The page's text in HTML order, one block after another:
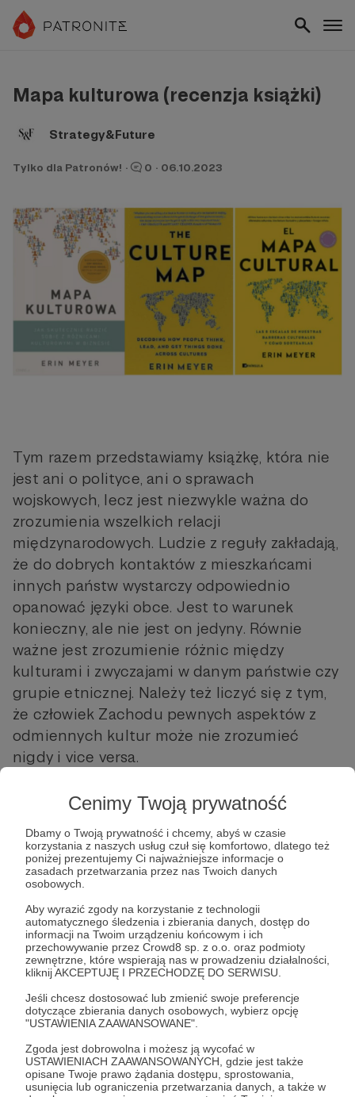
Cenimy Twoją prywatność
Dbamy o Twoją prywatność i chcemy, abyś w czasie
korzystania z naszych usług czuł się komfortowo, dlatego też
poniżej prezentujemy Ci najważniejsze informacje o
zasadach przetwarzania przez nas Twoich danych
osobowych.
Aby wyrazić zgody na korzystanie z technologii
automatycznego śledzenia i zbierania danych, dostęp do
informacji na Twoim urządzeniu końcowym i ich
przechowywanie przez Crowd8 sp. z o.o. oraz podmioty
zewnętrzne, które wspierają nas w prowadzeniu działalności,
kliknij AKCEPTUJĘ I PRZECHODZĘ DO SERWISU.
Jeśli chcesz dostosować lub zmienić swoje preferencje
dotyczące zbierania danych osobowych, wybierz opcję
"USTAWIENIA ZAAWANSOWANE".
Zgoda jest dobrowolna i możesz ją wycofać w
USTAWIENIACH ZAAWANSOWANYCH, gdzie jest także
opisane Twoje prawo żądania dostępu, sprostowania,
usunięcia lub ograniczenia przetwarzania danych, a także w
Mapa kulturowa (recenzja książki)
Strategy&Future
Tylko dla Patronów! · 0 · 06.10.2023
Tym razem przedstawiamy książkę, która nie
jest ani o polityce, ani o sprawach
wojskowych, lecz jest niezwykle ważna do
zrozumienia wszelkich relacji
międzynarodowych. Ludzie z reguły zakładają,
że do dobrych kontaktów z mieszkańcami
innych państw wystarczy odpowiednio
opanować języki obce. Jest to warunek
konieczny, ale nie jest on jedyny. Równie
ważne jest zrozumienie różnic między
kulturami i zwyczajami w danym państwie czy
grupie etnicznej. Należy też liczyć się z tym,
że człowiek Zachodu pewnych aspektów z
odmiennych kultur może nie zrozumieć
nigdy i vice versa.
Post dostępny tylko dla Patronów
Aby zobaczyć ten materiał musisz być zalogowany
Zostań Patronem
Zaloguj się
Jakub Marszałkiewicz Chiny Niemcy Recenzje